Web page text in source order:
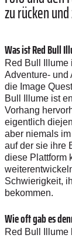
zu rücken
Was ist Red Bull
Red Bull Illume
Adventure- und
die Image
Bull Illume ist
Vorhang
eigentlich
aber niemals
auf der sie ihre
diese Plattform
Schwierigkeit,
bekommen.
Wie oft gab es
Red Bull Illume